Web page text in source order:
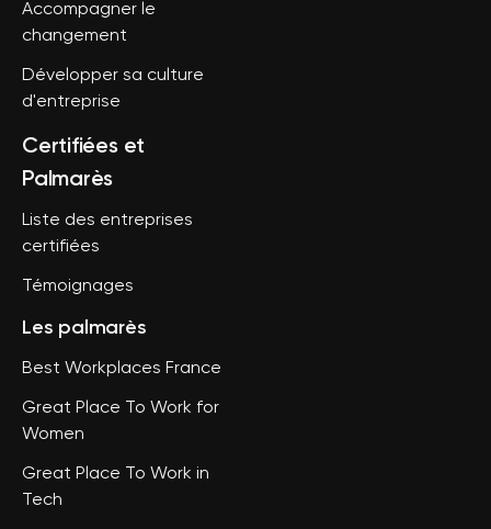
Accompagner le
changement
Développer sa culture
d'entreprise
Certifiées et
Palmarès
Liste des entreprises
certifiées
Témoignages
Les palmarès
Best Workplaces France
Great Place To Work for
Women
Great Place To Work in
Tech